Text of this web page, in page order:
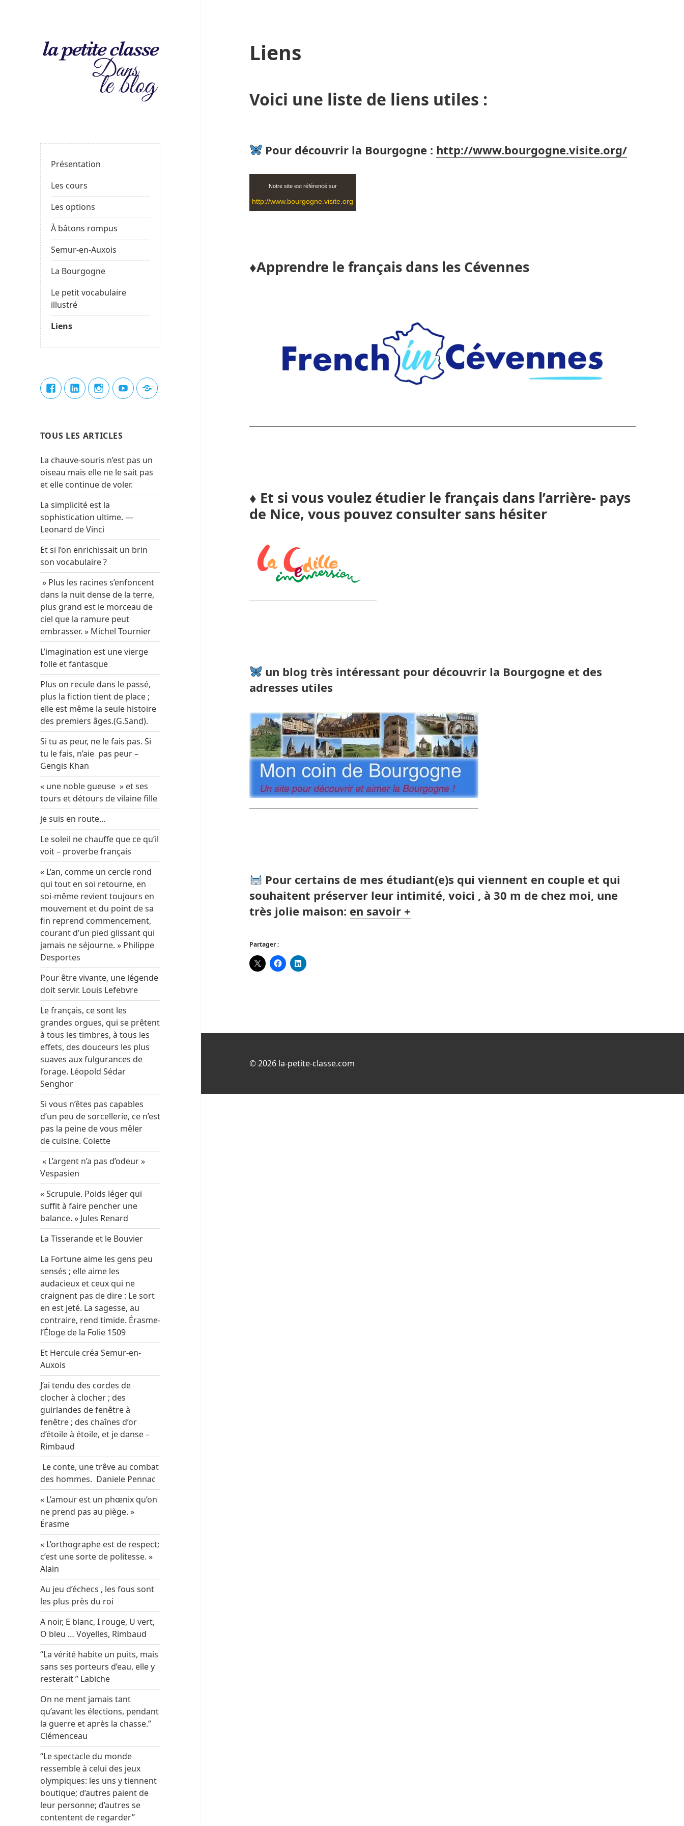
classe
: le
blog
Présentation
Les cours
Les options
À bâtons rompus
Semur-en-Auxois
La Bourgogne
Le petit vocabulaire
illustré
Liens
Élément
de
Élément
de
Élément
de
Élément
de
Élément
du
TOUS LES ARTICLES
La chauve-souris n’est pas un
oiseau mais elle ne le sait pas
et elle continue de voler.
La simplicité est la
sophistication ultime. —
Leonard de Vinci
Et si l’on enrichissait un brin
son vocabulaire ?
» Plus les racines s’enfoncent
dans la nuit dense de la terre,
plus grand est le morceau de
ciel que la ramure peut
embrasser. » Michel Tournier
L’imagination est une vierge
folle et fantasque
Plus on recule dans le passé,
plus la fiction tient de place ;
elle est même la seule histoire
des premiers âges.(G.Sand).
Si tu as peur, ne le fais pas. Si
tu le fais, n’aie pas peur –
Gengis Khan
« une noble gueuse » et ses
tours et détours de vilaine fille
je suis en route…
Le soleil ne chauffe que ce qu’il
voit – proverbe français
« L’an, comme un cercle rond
qui tout en soi retourne, en
soi-même revient toujours en
mouvement et du point de sa
fin reprend commencement,
courant d’un pied glissant qui
jamais ne séjourne. » Philippe
Desportes
Pour être vivante, une légende
doit servir. Louis Lefebvre
Le français, ce sont les
grandes orgues, qui se prêtent
à tous les timbres, à tous les
effets, des douceurs les plus
suaves aux fulgurances de
l’orage. Léopold Sédar
Senghor
Si vous n’êtes pas capables
d’un peu de sorcellerie, ce n’est
pas la peine de vous mêler
de cuisine. Colette
« L’argent n’a pas d’odeur »
Vespasien
« Scrupule. Poids léger qui
suffit à faire pencher une
balance. » Jules Renard
La Tisserande et le Bouvier
La Fortune aime les gens peu
sensés ; elle aime les
audacieux et ceux qui ne
craignent pas de dire : Le sort
en est jeté. La sagesse, au
contraire, rend timide. Érasme-
l’Éloge de la Folie 1509
Et Hercule créa Semur-en-
Auxois
J’ai tendu des cordes de
clocher à clocher ; des
guirlandes de fenêtre à
fenêtre ; des chaînes d’or
d’étoile à étoile, et je danse –
Rimbaud
Le conte, une trêve au combat
des hommes. Daniele Pennac
« L’amour est un phœnix qu’on
ne prend pas au piège. »
Érasme
« L’orthographe est de respect;
c’est une sorte de politesse. »
Alain
Au jeu d’échecs , les fous sont
les plus près du roi
A noir, E blanc, I rouge, U vert,
O bleu … Voyelles, Rimbaud
“La vérité habite un puits, mais
sans ses porteurs d’eau, elle y
resterait ” Labiche
On ne ment jamais tant
qu’avant les élections, pendant
la guerre et après la chasse.”
Clémenceau
“Le spectacle du monde
ressemble à celui des jeux
olympiques: les uns y tiennent
boutique; d’autres paient de
leur personne; d’autres se
contentent de regarder”
Liens
Voici une liste de liens utiles :
Pour découvrir la Bourgogne : http://www.bourgogne.visite.org/
Notre site est référencé sur
‪http://www.bourgogne.visite.org‬
♦️Apprendre le français dans les Cévennes
♦️ Et si vous voulez étudier le français dans l’arrière- pays
de Nice, vous pouvez consulter sans hésiter
un blog très intéressant pour découvrir la Bourgogne et des
adresses utiles
Pour certains de mes étudiant(e)s qui viennent en couple et qui
souhaitent préserver leur intimité, voici , à 30 m de chez moi, une
très jolie maison: en savoir +
Partager :
©2026 la-petite-classe.com